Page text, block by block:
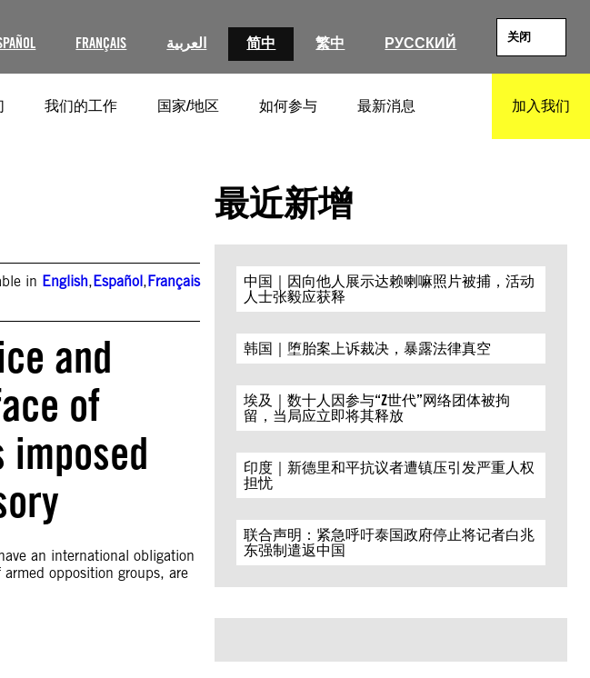
FRANÇAIS العربية 简中 繁中 РУССКИЙ 关闭
我们的工作 国家/地区 如何参与 最新消息 加入我们
in English,Español,Français
and
of
an international obligation
opposition groups, are
最近新增
中国｜因向他人展示达赖喇嘛照片被捕，活动
人士张毅应获释
韩国｜堕胎案上诉裁决，暴露法律真空
埃及｜数十人因参与“Z世代”网络团体被拘
留，当局应立即将其释放
印度｜新德里和平抗议者遭镇压引发严重人权
担忧
联合声明：紧急呼吁泰国政府停止将记者白兆
东强制遣返中国